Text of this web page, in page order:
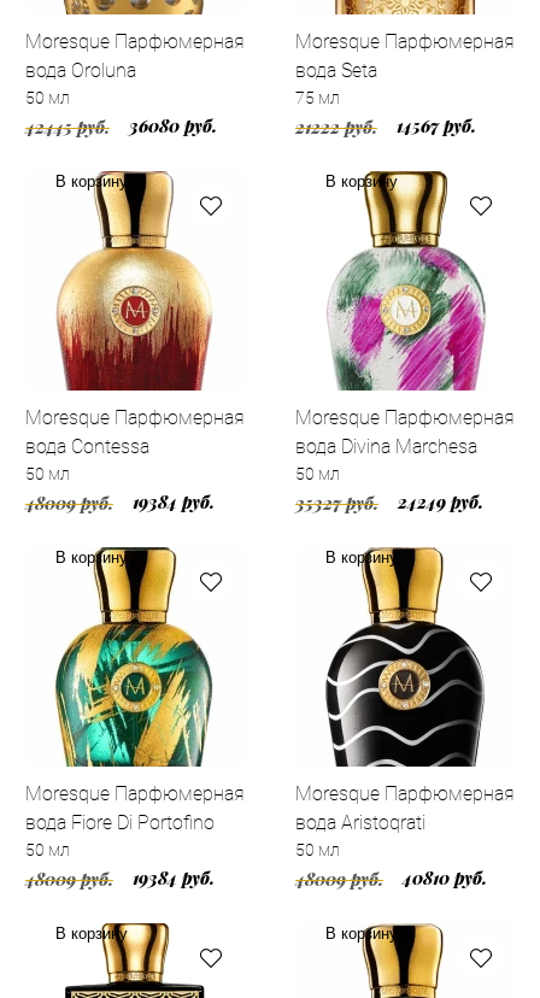
Moresque Парфюмерная
вода Oroluna
50 мл
42445 руб. 36080 руб.
В корзину
Moresque Парфюмерная
вода Seta
75 мл
21222 руб. 14567 руб.
В корзину
Moresque Парфюмерная
вода Contessa
50 мл
48009 руб. 19384 руб.
В корзину
Moresque Парфюмерная
вода Divina Marchesa
50 мл
35327 руб. 24249 руб.
В корзину
Moresque Парфюмерная
вода Fiore Di Portofino
50 мл
48009 руб. 19384 руб.
В корзину
Moresque Парфюмерная
вода Aristoqrati
50 мл
48009 руб. 40810 руб.
В корзину